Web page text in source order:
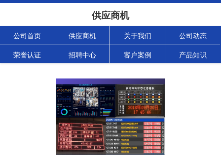
供应商机
公司首页 供应商机 关于我们 公司动态
荣誉认证 招聘中心 客户案例 产品知识